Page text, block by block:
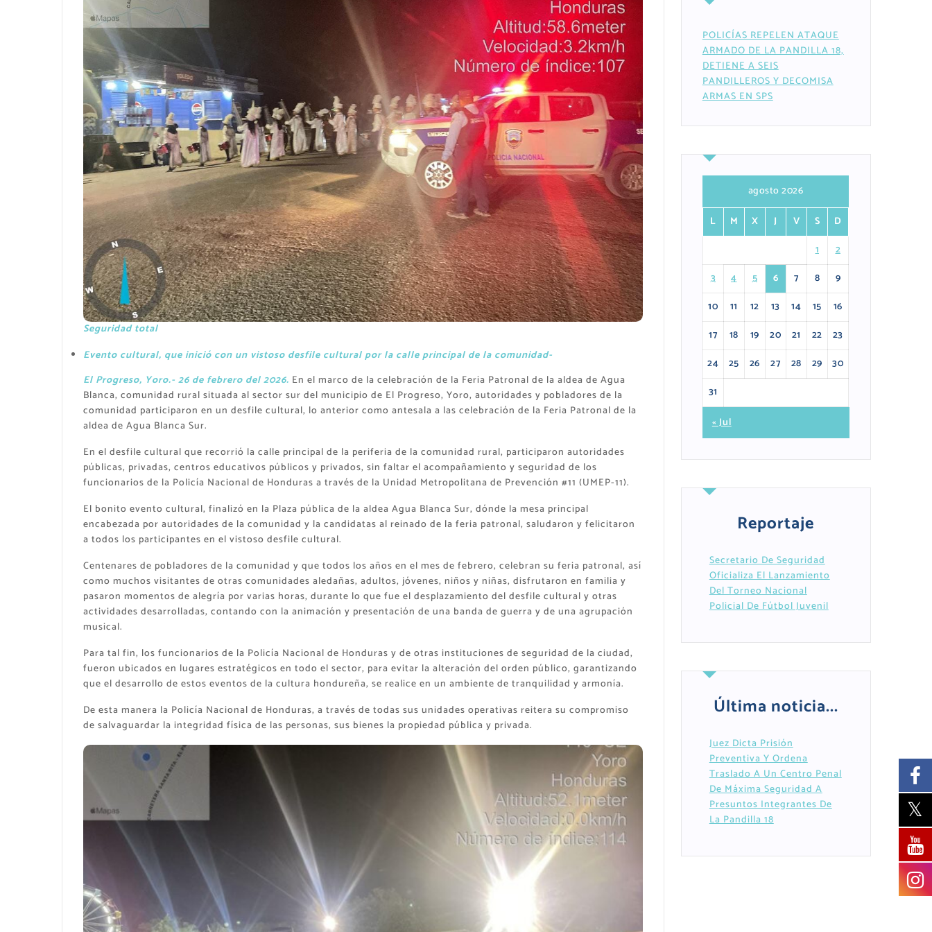
Seguridad total
Evento cultural, que inició con un vistoso desfile cultural por la calle principal de la comunidad-
El Progreso, Yoro.- 26 de febrero del 2026. En el marco de la celebración de la Feria Patronal de la aldea de Agua
Blanca, comunidad rural situada al sector sur del municipio de El Progreso, Yoro, autoridades y pobladores de la
comunidad participaron en un desfile cultural, lo anterior como antesala a las celebración de la Feria Patronal de la
aldea de Agua Blanca Sur.
En el desfile cultural que recorrió la calle principal de la periferia de la comunidad rural, participaron autoridades
públicas, privadas, centros educativos públicos y privados, sin faltar el acompañamiento y seguridad de los
funcionarios de la Policía Nacional de Honduras a través de la Unidad Metropolitana de Prevención #11 (UMEP-11).
El bonito evento cultural, finalizó en la Plaza pública de la aldea Agua Blanca Sur, dónde la mesa principal
encabezada por autoridades de la comunidad y la candidatas al reinado de la feria patronal, saludaron y felicitaron
a todos los participantes en el vistoso desfile cultural.
Centenares de pobladores de la comunidad y que todos los años en el mes de febrero, celebran su feria patronal, así
como muchos visitantes de otras comunidades aledañas, adultos, jóvenes, niños y niñas, disfrutaron en familia y
pasaron momentos de alegría por varias horas, durante lo que fue el desplazamiento del desfile cultural y otras
actividades desarrolladas, contando con la animación y presentación de una banda de guerra y de una agrupación
musical.
Para tal fin, los funcionarios de la Policía Nacional de Honduras y de otras instituciones de seguridad de la ciudad,
fueron ubicados en lugares estratégicos en todo el sector, para evitar la alteración del orden público, garantizando
que el desarrollo de estos eventos de la cultura hondureña, se realice en un ambiente de tranquilidad y armonía.
De esta manera la Policía Nacional de Honduras, a través de todas sus unidades operativas reitera su compromiso
de salvaguardar la integridad física de las personas, sus bienes la propiedad pública y privada.
POLICÍAS REPELEN ATAQUE
ARMADO DE LA PANDILLA 18,
DETIENE A SEIS
PANDILLEROS Y DECOMISA
ARMAS EN SPS
agosto 2026
L
M X J V S
D
1
2
3
4 5 6 7 8
9
10
11 12 13 14 15
16
17
18 19 20 21 22
23
24
25 26 27 28 29
30
31
« Jul
Reportaje
Secretario De Seguridad
Oficializa El Lanzamiento
Del Torneo Nacional
Policial De Fútbol Juvenil
Última noticia...
Juez Dicta Prisión
Preventiva Y Ordena
Traslado A Un Centro Penal
De Máxima Seguridad A
Presuntos Integrantes De
La Pandilla 18